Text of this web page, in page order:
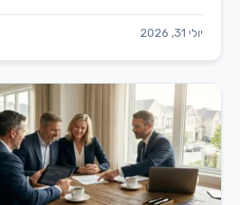
יולי 31, 2026